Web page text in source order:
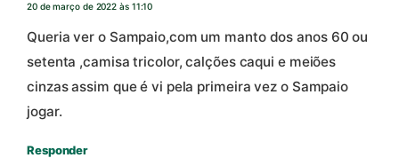
20 de março de 2022 às 11:10
Queria ver o Sampaio,com um manto dos anos 60 ou
setenta ,camisa tricolor, calções caqui e meiões
cinzas assim que é vi pela primeira vez o Sampaio
jogar.
Responder